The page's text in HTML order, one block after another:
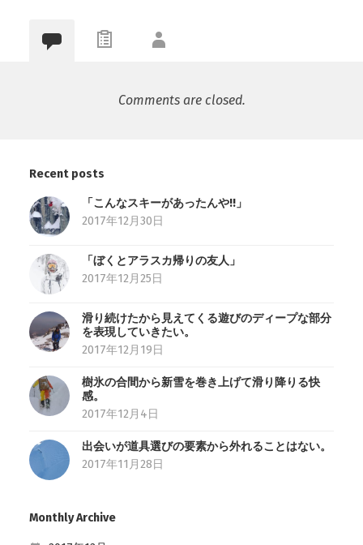
Comments are closed.
Recent posts
「こんなスキーがあったんや!!」
2017年12月30日
「ぼくとアラスカ帰りの友人」
2017年12月25日
滑り続けたから見えてくる遊びのディープな部分
を表現していきたい。
2017年12月19日
樹氷の合間から新雪を巻き上げて滑り降りる快
感。
2017年12月4日
出会いが道具選びの要素から外れることはない。
2017年11月28日
Monthly Archive